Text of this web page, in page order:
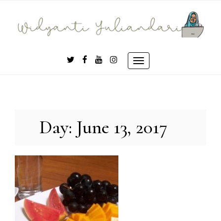
content
Toggle
Day: June 13, 2017